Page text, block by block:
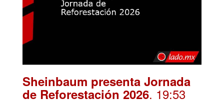
Sheinbaum presenta Jornada
de Reforestación 2026. 19:53